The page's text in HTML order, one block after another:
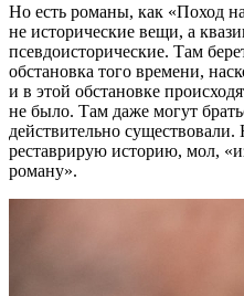
Но есть романы, как «Поход
не исторические вещи, а
псевдоисторические. Там
обстановка того времени,
и в этой обстановке
не было. Там даже могут
действительно
реставрирую историю, мол,
роману».